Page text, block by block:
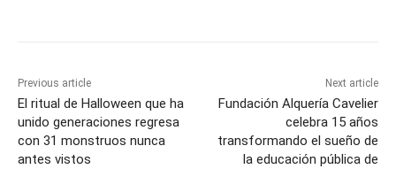
Previous article
El ritual de Halloween que ha
unido generaciones regresa
con 31 monstruos nunca
antes vistos
Next article
Fundación Alquería Cavelier
celebra 15 años
transformando el sueño de
la educación pública de